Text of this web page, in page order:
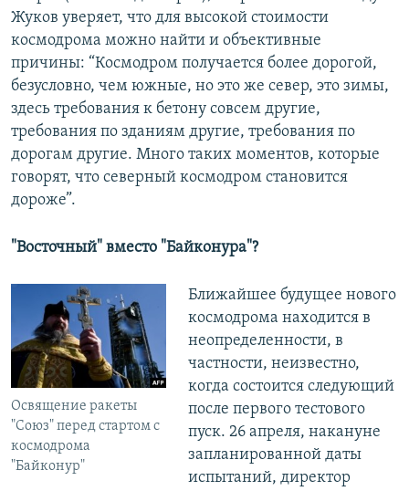
Жуков уверяет, что для высокой стоимости
космодрома можно найти и объективные
причины: “Космодром получается более дорогой,
безусловно, чем южные, но это же север, это зимы,
здесь требования к бетону совсем другие,
требования по зданиям другие, требования по
дорогам другие. Много таких моментов, которые
говорят, что северный космодром становится
дороже”.
"Восточный" вместо "Байконура"?
Освящение ракеты
"Союз" перед стартом с
космодрома
"Байконур"
Ближайшее будущее нового
космодрома находится в
неопределенности, в
частности, неизвестно,
когда состоится следующий
после первого тестового
пуск. 26 апреля, накануне
запланированной даты
испытаний, директор